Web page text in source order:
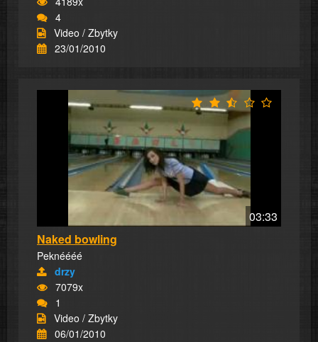
4
Video / Zbytky
23/01/2010
03:33
Naked bowling
Peknéééé
drzy
7079x
1
Video / Zbytky
06/01/2010